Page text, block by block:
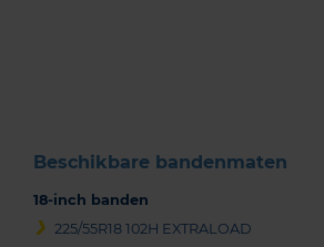
Beschikbare bandenmaten
18-inch banden
225/55R18 102H EXTRALOAD